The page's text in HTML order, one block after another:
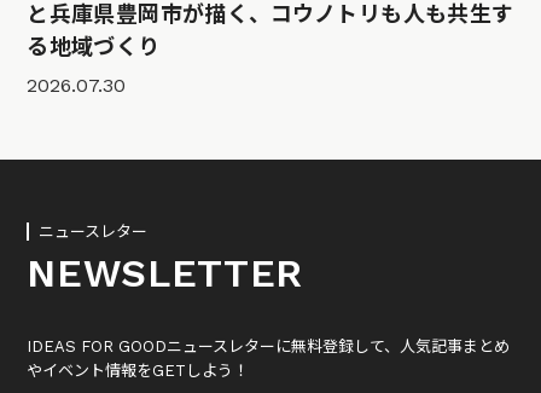
と兵庫県豊岡市が描く、コウノトリも人も共生す
る地域づくり
2026.07.30
ニュースレター
NEWSLETTER
IDEAS FOR GOODニュースレターに無料登録して、人気記事まとめ
やイベント情報をGETしよう！